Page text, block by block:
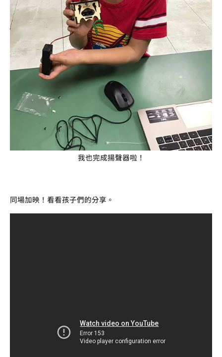
我也完成揚聲器啦！
同場加映！看看孩子們的分享。